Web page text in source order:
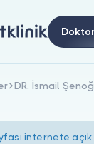
DR. İsmail
internete